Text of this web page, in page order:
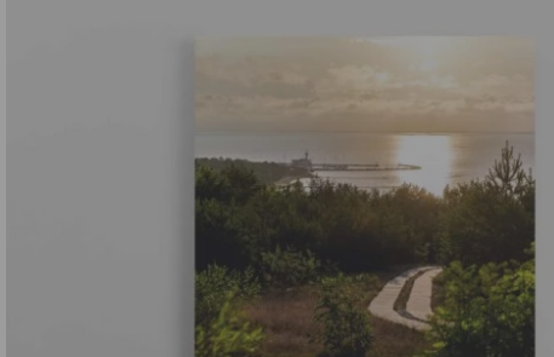
DI (AI) Komiksų stiliumi Sugeneruotos Vietos